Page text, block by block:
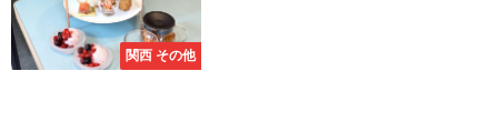
関西 その他